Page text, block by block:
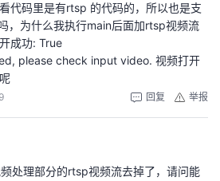
代码里是有rtsp 的代码的，所以也是支
，为什么我执行main后面加rtsp视频流
成功: True
please check input video. 视频打开
举报
回复
处理部分的rtsp视频流去掉了，请问能